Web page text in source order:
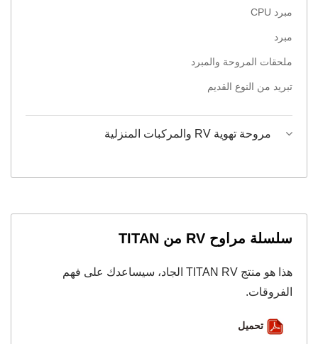
مبرد CPU
مبرد
ملحقات المروحة والمبرد
تبريد من النوع القديم
مروحة تهوية RV والمركبات المنزلية
سلسلة مراوح RV من TITAN
هذا هو منتج TITAN RV الجاد، سيساعدك على فهم
الفروقات.
تحميل